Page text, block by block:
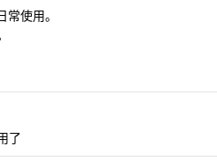
使用。
了